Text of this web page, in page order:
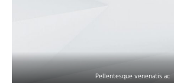
Pellentesque venenatis ac